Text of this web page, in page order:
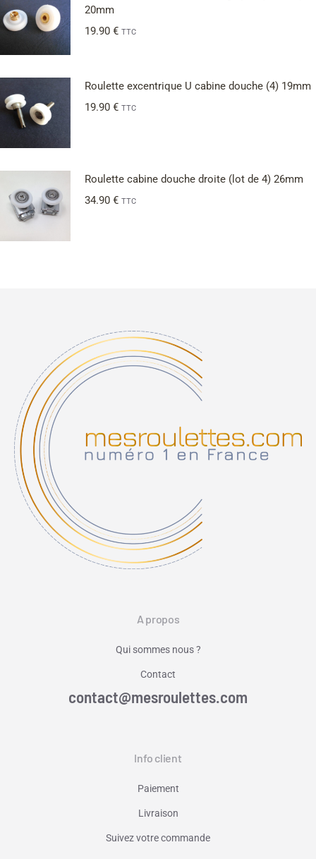
20mm
19.90 € TTC
Roulette excentrique U cabine douche (4) 19mm
19.90 € TTC
Roulette cabine douche droite (lot de 4) 26mm
34.90 € TTC
A propos
Qui sommes nous ?
Contact
contact@mesroulettes.com
Info client
Paiement
Livraison
Suivez votre commande